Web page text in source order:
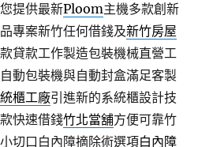
提供最新Ploom主機多款創新
專案新竹任何借錢及新竹房屋
貸款工作製造包裝機械直營工
動包裝機與自動封盒滿足客製
櫃工廠引進新的系統櫃設計技
快速借錢竹北當舖方便可靠竹
切口白內障摘除術選項白內障